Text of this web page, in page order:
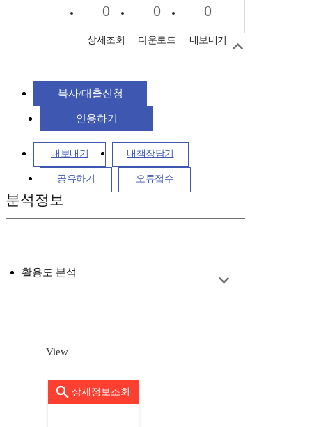
0
상세조회
0
다운로드
0
내보내기
복사/대출신청
인용하기
내보내기 내책장담기
공유하기 오류접수
분석정보
활용도 분석
View
상세정보조회